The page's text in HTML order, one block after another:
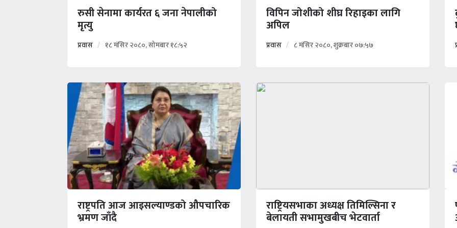
रुसी सेनामा कार्यरत ६ जना नेपालीको
मृत्यु
प्रवास १८ मंसिर २०८०, सोमबार १८:५२
विपिन जोशीको शीघ्र रिहाइका लागि
अपिल
प्रवास ८ मंसिर २०८०, शुक्रबार ०७:५७
राष्ट्रपति आज आइसल्याण्डको औपचारिक
भ्रमण जाँदै
राष्ट्रियसभाका अध्यक्ष तिमिल्सिना र
बेलायती सभामुखबीच भेटवार्ता